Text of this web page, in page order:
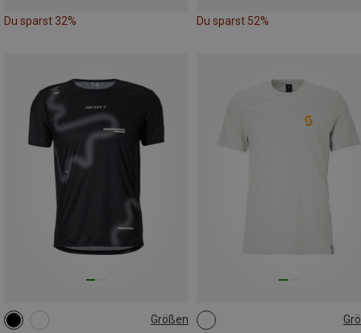
Du sparst 32% Du sparst 52%
Größen
S L S